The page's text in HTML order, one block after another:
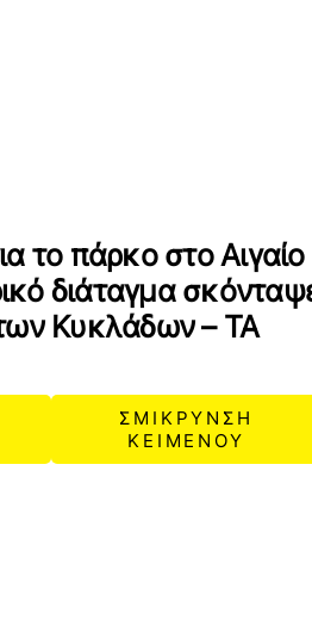
το πάρκο στο Αιγαίο
διάταγμα
Κυκλάδων – ΤΑ
ΣΜΙΚΡΥΝΣΗ
ΚΕΙΜΕΝΟΥ